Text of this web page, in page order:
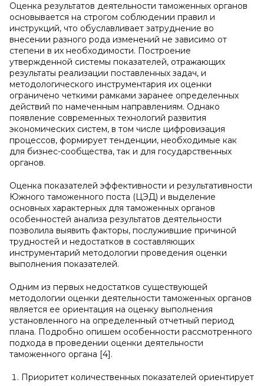
Оценка результатов деятельности таможенных органов
основывается на строгом соблюдении правил и
инструкций, что обуславливает затруднение во
внесении разного рода изменений не зависимо от
степени в их необходимости. Построение
утвержденной системы показателей, отражающих
результаты реализации поставленных задач, и
методологического инструментария их оценки
ограничено четкими рамками заранее определенных
действий по намеченным направлениям. Однако
появление современных технологий развития
экономических систем, в том числе цифровизация
процессов, формирует тенденции, необходимые как
для бизнес-сообщества, так и для государственных
органов.
Оценка показателей эффективности и результативности
Южного таможенного поста (ЦЭД) и выделение
основных характерных для таможенных органов
особенностей анализа результатов деятельности
позволила выявить факторы, послужившие причиной
трудностей и недостатков в составляющих
инструментарий методологии проведения оценки
выполнения показателей.
Одним из первых недостатков существующей
методологии оценки деятельности таможенных органов
является ее ориентация на оценку выполнения
установленного на определенный отчетный период
плана. Подробно опишем особенности рассмотренного
подхода в проведении оценки деятельности
таможенного органа [4].
Приоритет количественных показателей ориентирует